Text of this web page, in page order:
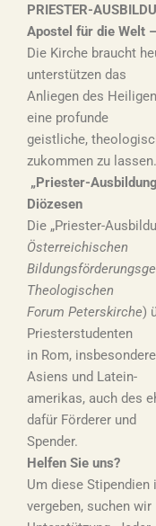
PRIESTER-
Apostel für die Welt
Die Kirche braucht
unterstützen das
Anliegen des
eine profunde
geistliche,
zukommen zu lassen.
„Priester-
Diözesen
Die „Priester-
Österreichischen
Theologischen
Forum Peterskirche)
Priesterstudenten
in Rom,
Asiens und Latein-
amerikas, auch des
dafür Förderer und
Spender.
Helfen Sie uns?
Um diese
vergeben, suchen wir